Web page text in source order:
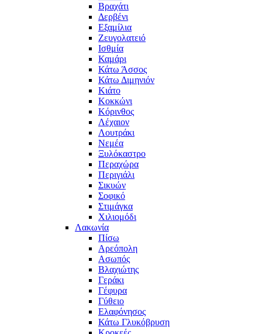
Βραχάτι
Δερβένι
Εξαμίλια
Ζευγολατειό
Ισθμία
Καμάρι
Κάτω Άσσος
Κάτω Διμηνιόν
Κιάτο
Κοκκώνι
Κόρινθος
Λέχαιον
Λουτράκι
Νεμέα
Ξυλόκαστρο
Περαχώρα
Περιγιάλι
Σικυών
Σοφικό
Στιμάγκα
Χιλιομόδι
Λακωνία
Πίσω
Αρεόπολη
Ασωπός
Βλαχιώτης
Γεράκι
Γέφυρα
Γύθειο
Ελαφόνησος
Κάτω Γλυκόβρυση